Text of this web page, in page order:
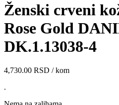
Ženski crveni
Rose Gold
DK.1.13038-4
4,730.00 RSD / kom
.